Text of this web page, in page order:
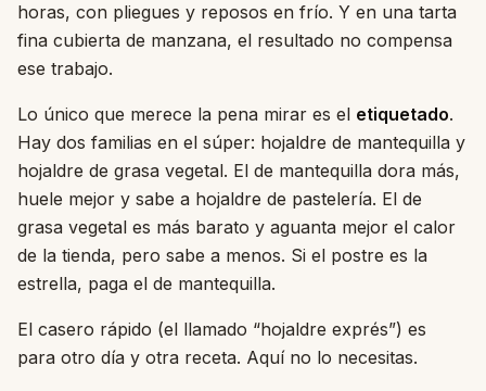
horas, con pliegues y reposos en frío. Y en una tarta
fina cubierta de manzana, el resultado no compensa
ese trabajo.
Lo único que merece la pena mirar es el etiquetado.
Hay dos familias en el súper: hojaldre de mantequilla y
hojaldre de grasa vegetal. El de mantequilla dora más,
huele mejor y sabe a hojaldre de pastelería. El de
grasa vegetal es más barato y aguanta mejor el calor
de la tienda, pero sabe a menos. Si el postre es la
estrella, paga el de mantequilla.
El casero rápido (el llamado “hojaldre exprés”) es
para otro día y otra receta. Aquí no lo necesitas.